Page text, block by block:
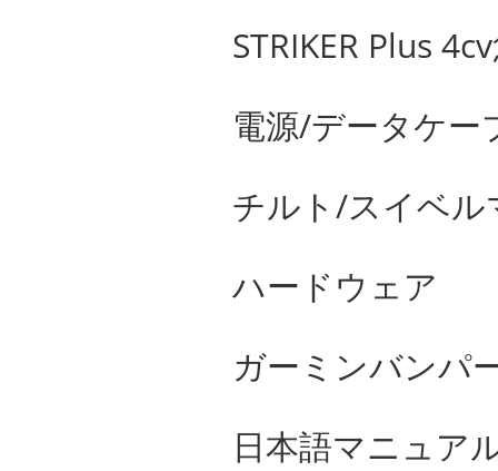
STRIKER Plus
電源/データケー
チルト/スイベル
ハードウェア
ガーミンバンパ
日本語マニュア